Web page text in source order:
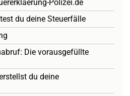
Polizei.de
du deine Steuerfälle
Die vorausgefüllte
du deine